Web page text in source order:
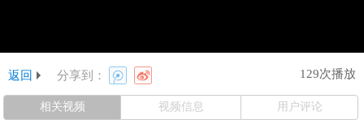
返回 分享到： 129次播放
相关视频 视频信息
用户评论